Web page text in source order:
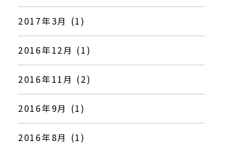
2017年3月 (1)
2016年12月 (1)
2016年11月 (2)
2016年9月 (1)
2016年8月 (1)